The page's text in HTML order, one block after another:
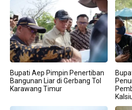
Bupati Aep Pimpin Penertiban
Bangunan Liar di Gerbang Tol
Karawang Timur